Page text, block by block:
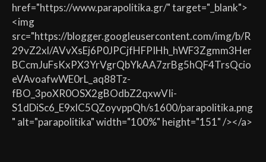
href="https://www.parapolitika.gr/" target="_blank">
<img
src="https://blogger.googleusercontent.com/img/b/R
29vZ2xl/AVvXsEj6P0JPCjfHFPIHh_hWF3Zgmm3Her
BCcmJuFsKxPX3YrVgrQbYkAA7zrBg5hQF4TrsQcio
eVAvoafwWE0rL_aq88Tz-
fBO_3poXR0OSX2gBOdbZ2qxwVIi-
S1dDiSc6_E9xlC5QZoyvppQh/s1600/parapolitika.png
" alt="parapolitika" width="100%" height="151" /></a>